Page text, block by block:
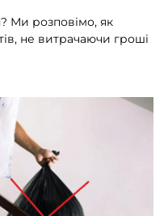
Ми розповімо, як
не витрачаючи гроші